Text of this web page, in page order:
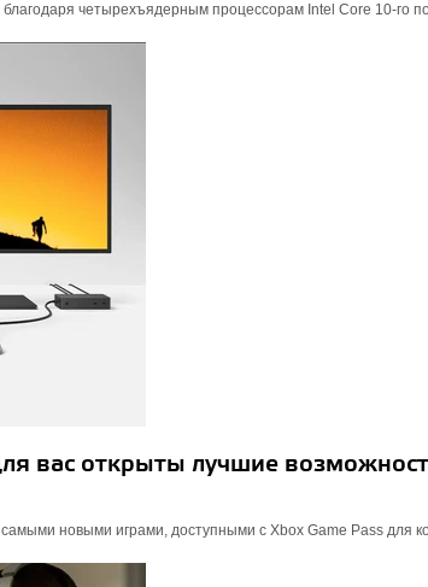
четырехъядерным процессорам Intel Core 10-го
вас открыты лучшие
новыми играми, доступными с Xbox Game Pass для